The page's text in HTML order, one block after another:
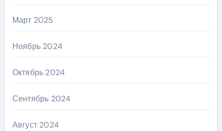
Март 2025
Ноябрь 2024
Октябрь 2024
Сентябрь 2024
Август 2024